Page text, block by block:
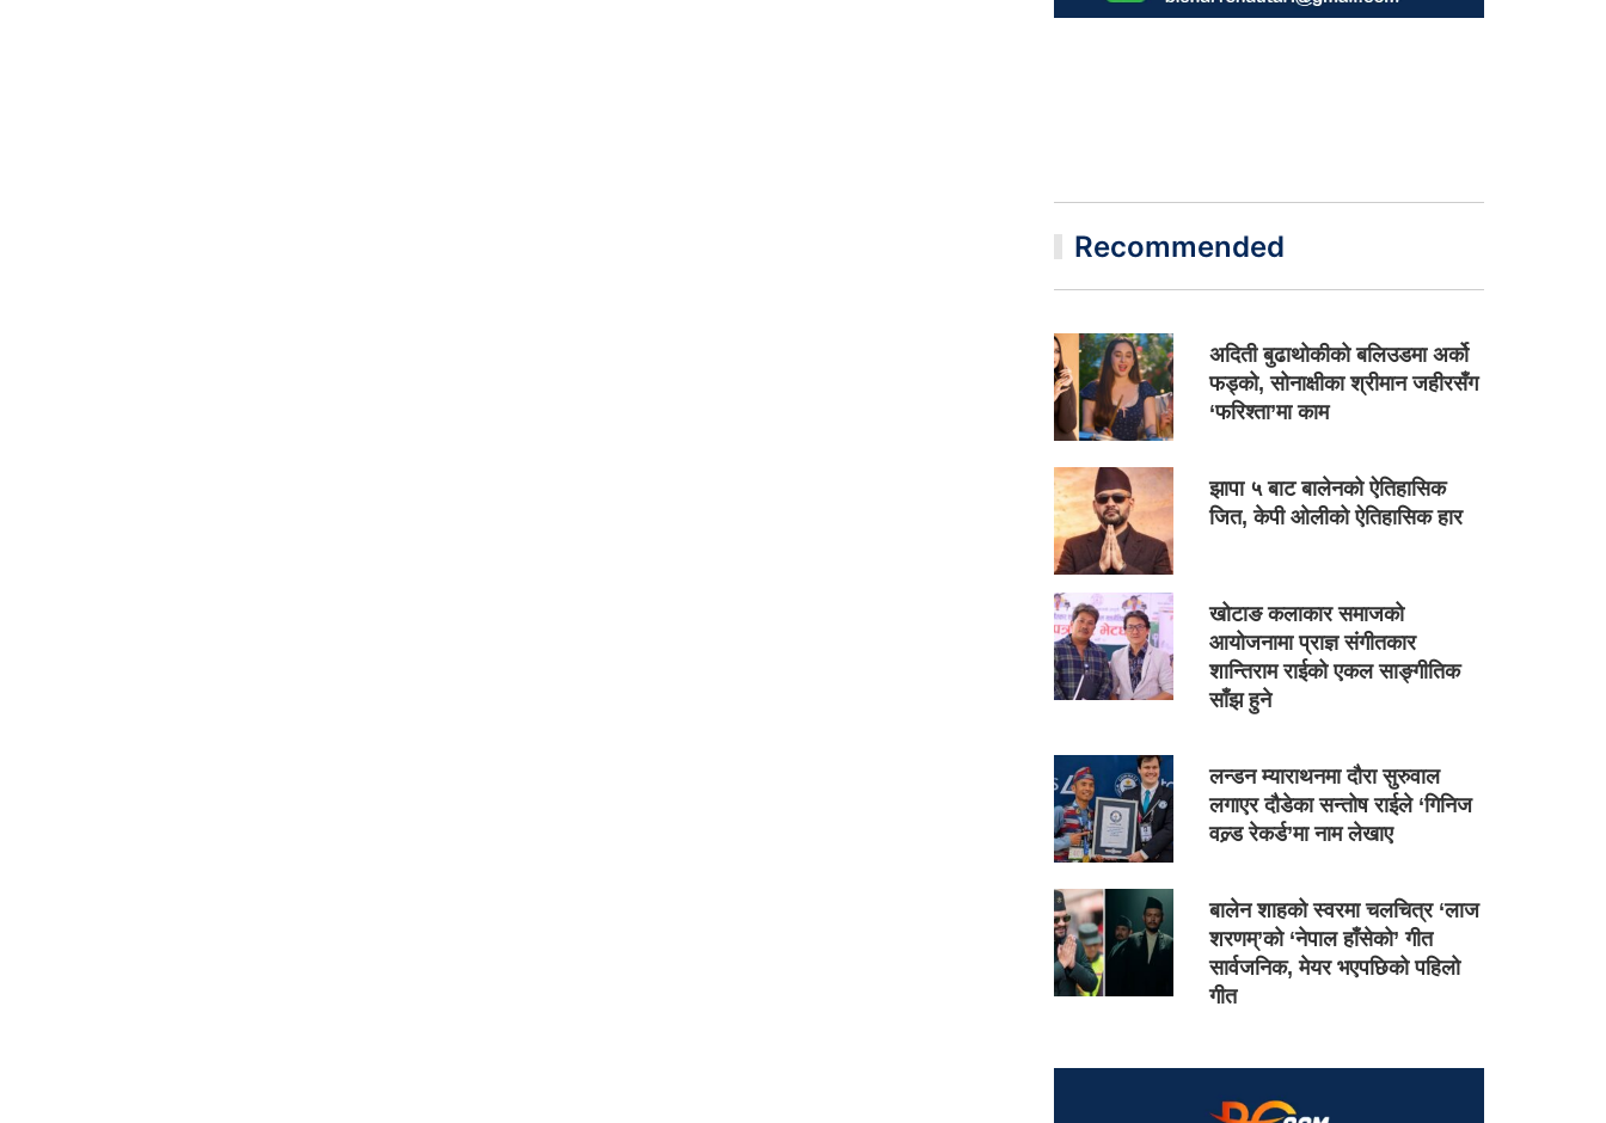
Recommended
अदिती बुढाथोकीको बलिउडमा अर्को
फड्को, सोनाक्षीका श्रीमान जहीरसँग
‘फरिश्ता’मा काम
झापा ५ बाट बालेनको ऐतिहासिक
जित, केपी ओलीको ऐतिहासिक हार
खोटाङ कलाकार समाजको
आयोजनामा प्राज्ञ संगीतकार
शान्तिराम राईको एकल साङ्गीतिक
साँझ हुने
लन्डन म्याराथनमा दौरा सुरुवाल
लगाएर दौडेका सन्तोष राईले ‘गिनिज
वल्र्ड रेकर्ड’मा नाम लेखाए
बालेन शाहको स्वरमा चलचित्र ‘लाज
शरणम्’को ‘नेपाल हाँसेको’ गीत
सार्वजनिक, मेयर भएपछिको पहिलो
गीत